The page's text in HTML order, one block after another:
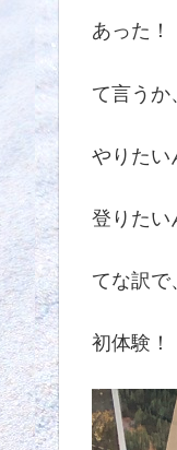
あった！
て言うか
やりたい
登りたい
てな訳で
初体験！